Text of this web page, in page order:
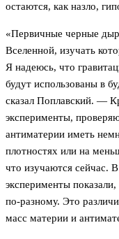
остаются, как назло,
«Первичные черные
Вселенной, изучать
Я надеюсь, что
будут использованы в
сказал Поплавский. —
эксперименты,
антиматерии иметь
плотностях или на
что изучаются сейчас.
эксперименты
по-разному. Это
масс материи и